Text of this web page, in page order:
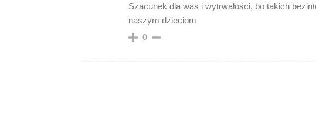
Szacunek dla was i wytrwałości, bo takich
naszym dzieciom
0